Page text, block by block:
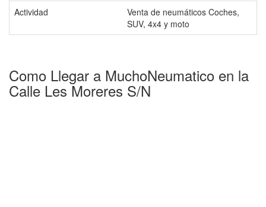
Actividad
Venta de neumáticos Coches,
SUV, 4x4 y moto
Como Llegar a MuchoNeumatico en la
Calle Les Moreres S/N